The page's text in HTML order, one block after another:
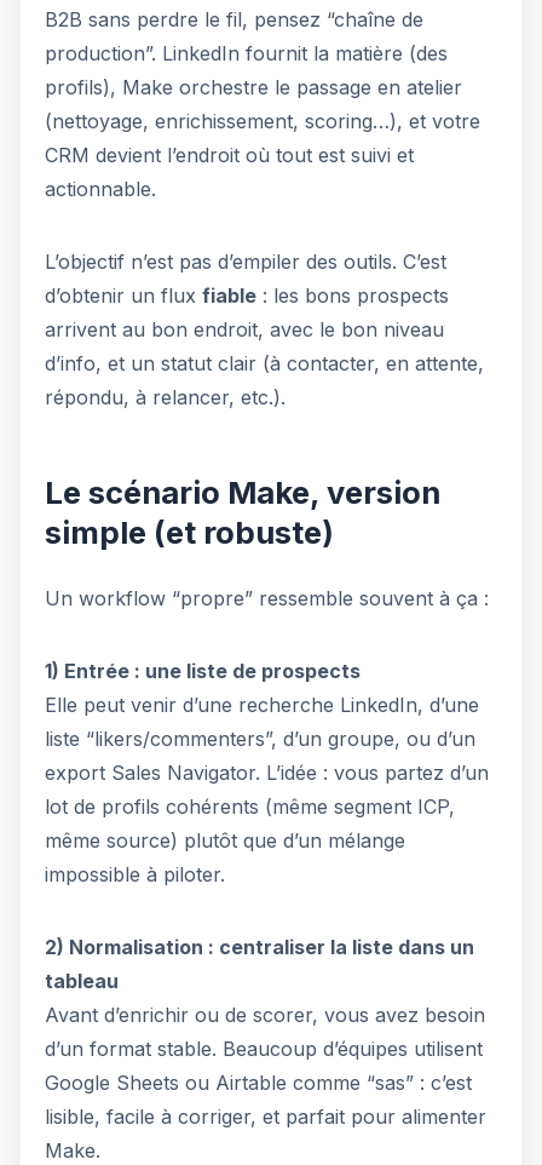
B2B sans perdre le fil, pensez “chaîne de
production”. LinkedIn fournit la matière (des
profils), Make orchestre le passage en atelier
(nettoyage, enrichissement, scoring…), et votre
CRM devient l’endroit où tout est suivi et
actionnable.
L’objectif n’est pas d’empiler des outils. C’est
d’obtenir un flux fiable : les bons prospects
arrivent au bon endroit, avec le bon niveau
d’info, et un statut clair (à contacter, en attente,
répondu, à relancer, etc.).
Le scénario Make, version
simple (et robuste)
Un workflow “propre” ressemble souvent à ça :
1) Entrée : une liste de prospects
Elle peut venir d’une recherche LinkedIn, d’une
liste “likers/commenters”, d’un groupe, ou d’un
export Sales Navigator. L’idée : vous partez d’un
lot de profils cohérents (même segment ICP,
même source) plutôt que d’un mélange
impossible à piloter.
2) Normalisation : centraliser la liste dans un
tableau
Avant d’enrichir ou de scorer, vous avez besoin
d’un format stable. Beaucoup d’équipes utilisent
Google Sheets ou Airtable comme “sas” : c’est
lisible, facile à corriger, et parfait pour alimenter
Make.